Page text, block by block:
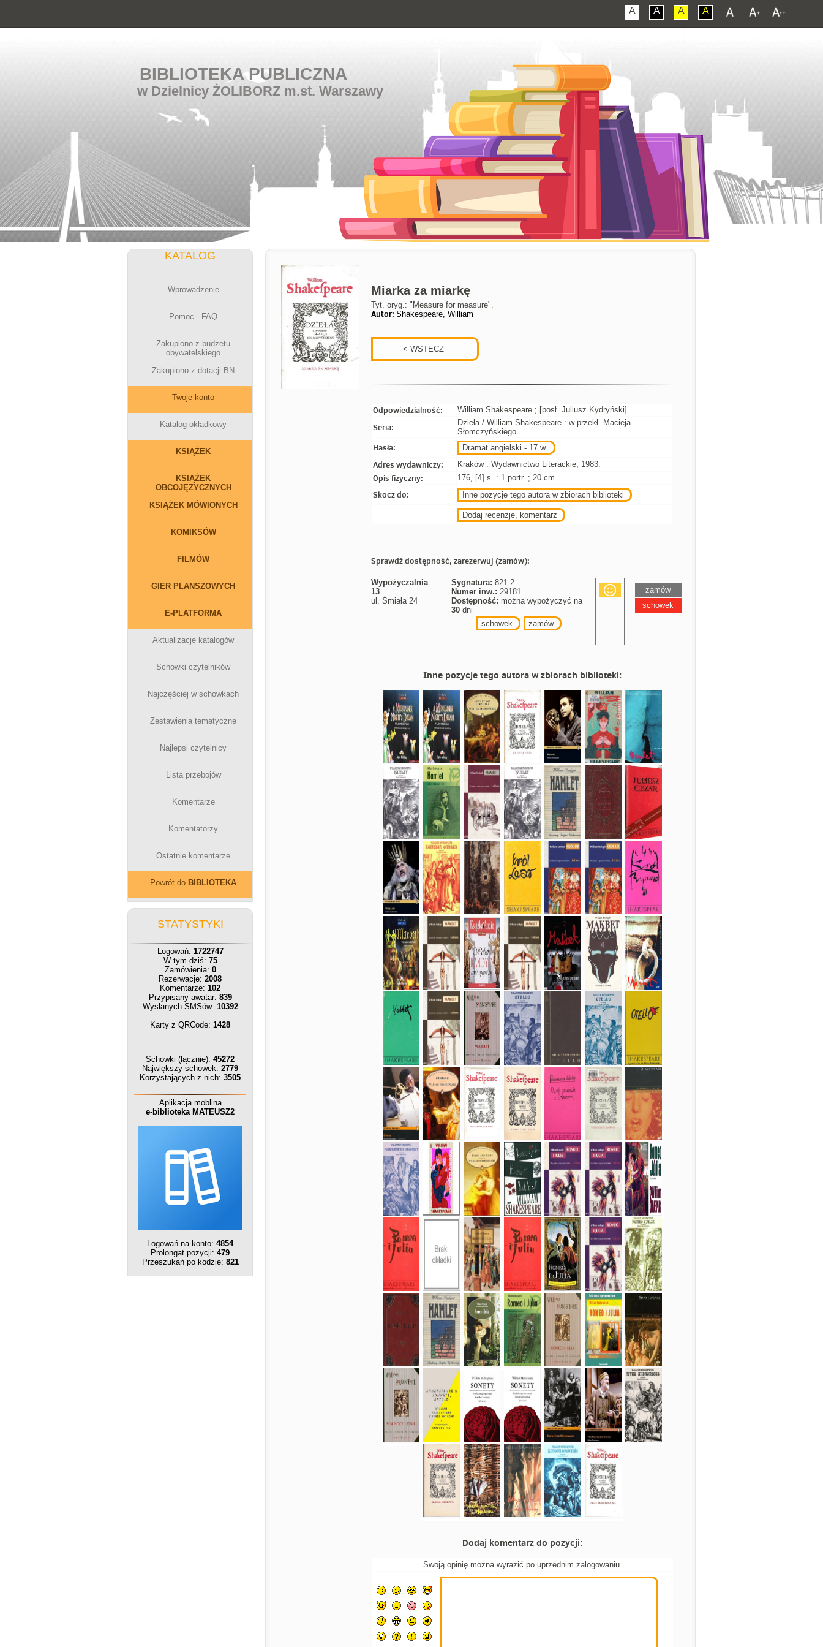
A A A A
BIBLIOTEKA PUBLICZNA
w Dzielnicy ŻOLIBORZ m.st. Warszawy
KATALOG
Wprowadzenie
Pomoc - FAQ
Zakupiono z budżetu
obywatelskiego
Zakupiono z dotacji BN
Twoje konto
Katalog okładkowy
KSIĄŻEK
KSIĄŻEK
OBCOJĘZYCZNYCH
KSIĄŻEK MÓWIONYCH
KOMIKSÓW
FILMÓW
GIER PLANSZOWYCH
E-PLATFORMA
Aktualizacje katalogów
Schowki czytelników
Najczęściej w schowkach
Zestawienia tematyczne
Najlepsi czytelnicy
Lista przebojów
Komentarze
Komentatorzy
Ostatnie komentarze
Powrót do BIBLIOTEKA
STATYSTYKI
Logowań: 1722747
W tym dziś: 75
Zamówienia: 0
Rezerwacje: 2008
Komentarze: 102
Przypisany awatar: 839
Wysłanych SMSów: 10392
Karty z QRCode: 1428
Schowki (łącznie): 45272
Największy schowek: 2779
Korzystających z nich: 3505
Aplikacja moblina
e-biblioteka MATEUSZ2
Logowań na konto: 4854
Prolongat pozycji: 479
Przeszukań po kodzie: 821
Miarka za miarkę
Tyt. oryg.: "Measure for measure".
Autor: Shakespeare, William
Odpowiedzialność: William Shakespeare ; [posł. Juliusz Kydryński].
Seria:
Dzieła / William Shakespeare : w przekł. Macieja
Słomczyńskiego
Hasła: Dramat angielski - 17 w.
Adres wydawniczy: Kraków : Wydawnictwo Literackie, 1983.
Opis fizyczny: 176, [4] s. : 1 portr. ; 20 cm.
Skocz do: Inne pozycje tego autora w zbiorach biblioteki
Dodaj recenzje, komentarz
Sprawdź dostępność, zarezerwuj (zamów):
Wypożyczalnia
13
ul. Śmiała 24
Sygnatura: 821-2
Numer inw.: 29181
Dostępność: można wypożyczyć na
30 dni
schowek
zamów
zamów
schowek
Inne pozycje tego autora w zbiorach biblioteki:
Dodaj komentarz do pozycji:
Swoją opinię można wyrazić po uprzednim zalogowaniu.